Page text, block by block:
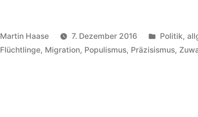
Veröffentlicht
von
Martin Haase 7. Dezember 2016
in
Politik,
Schlagwörter:
Flüchtlinge, Migration, Populismus, Präzisismus,